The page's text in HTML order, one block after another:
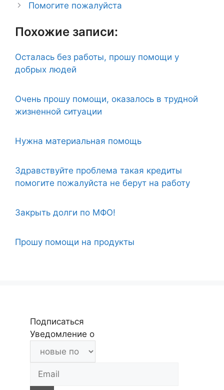
Помогите пожалуйста
Похожие записи:
Осталась без работы, прошу помощи у
добрых людей
Очень прошу помощи, оказалось в трудной
жизненной ситуации
Нужна материальная помощь
Здравствуйте проблема такая кредиты
помогите пожалуйста не берут на работу
Закрыть долги по МФО!
Прошу помощи на продукты
Подписаться
Уведомление о